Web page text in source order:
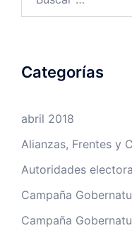
Categorías
abril 2018
Alianzas, Frentes y
Autoridades
Campaña
Campaña